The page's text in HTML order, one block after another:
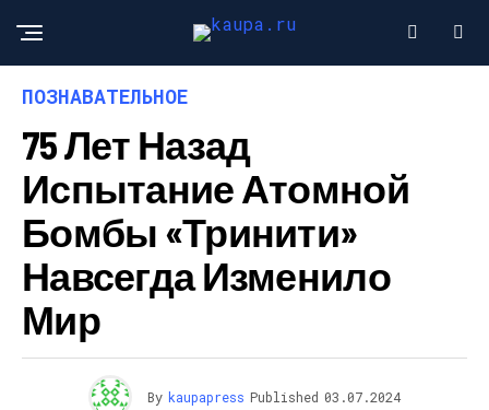
ПОЗНАВАТЕЛЬНОЕ
75 Лет Назад
Испытание Атомной
Бомбы «Тринити»
Навсегда Изменило
Мир
By kaupapress Published 03.07.2024